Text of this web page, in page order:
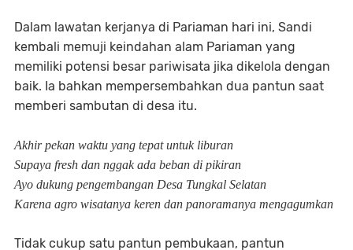
Dalam lawatan kerjanya di Pariaman hari ini, Sandi
kembali memuji keindahan alam Pariaman yang
memiliki potensi besar pariwisata jika dikelola dengan
baik. Ia bahkan mempersembahkan dua pantun saat
memberi sambutan di desa itu.
Akhir pekan waktu yang tepat untuk liburan
Supaya fresh dan nggak ada beban di pikiran
Ayo dukung pengembangan Desa Tungkal Selatan
Karena agro wisatanya keren dan panoramanya mengagumkan
Tidak cukup satu pantun pembukaan, pantun